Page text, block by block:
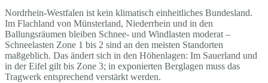
Nordrhein-Westfalen ist kein klimatisch einheitliches Bundesland.
Im Flachland von Münsterland, Niederrhein und in den
Ballungsräumen bleiben Schnee- und Windlasten moderat –
Schneelasten Zone 1 bis 2 sind an den meisten Standorten
maßgeblich. Das ändert sich in den Höhenlagen: Im Sauerland und
in der Eifel gilt bis Zone 3; in exponierten Berglagen muss das
Tragwerk entsprechend verstärkt werden.